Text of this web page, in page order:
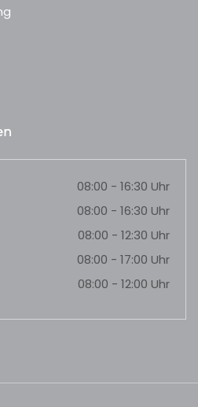
08:00 - 16:30 Uhr
08:00 - 16:30 Uhr
08:00 - 12:30 Uhr
08:00 - 17:00 Uhr
08:00 - 12:00 Uhr